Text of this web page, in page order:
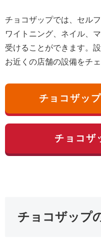
チョコザップでは、セル
ワイトニング、ネイル、
受けることができます。
お近くの店舗の設備をチ
チョコザッ
チョコザ
チョコザップ